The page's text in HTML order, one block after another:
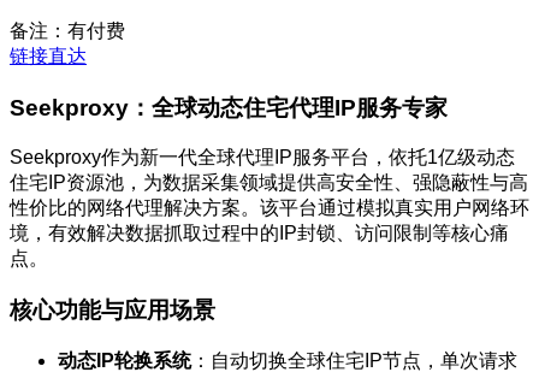
备注：有付费
链接直达
Seekproxy：全球动态住宅代理IP服务专家
Seekproxy作为新一代全球代理IP服务平台，依托1亿级动态
住宅IP资源池，为数据采集领域提供高安全性、强隐蔽性与高
性价比的网络代理解决方案。该平台通过模拟真实用户网络环
境，有效解决数据抓取过程中的IP封锁、访问限制等核心痛
点。
核心功能与应用场景
动态IP轮换系统：自动切换全球住宅IP节点，单次请求